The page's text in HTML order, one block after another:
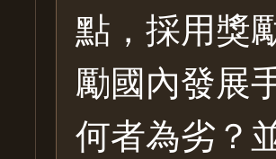
點，採用獎
勵國內發展
何者為劣？